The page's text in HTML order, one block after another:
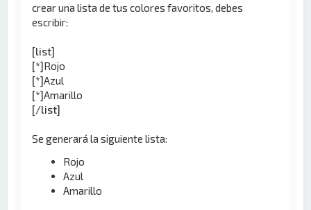
crear una lista de tus colores favoritos, debes
escribir:
[list]
[*]Rojo
[*]Azul
[*]Amarillo
[/list]
Se generará la siguiente lista:
Rojo
Azul
Amarillo